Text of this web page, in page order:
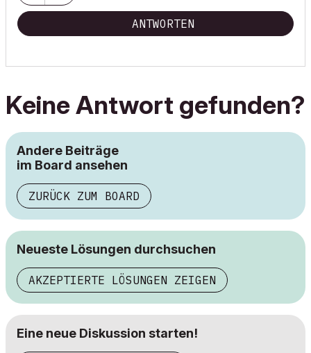
ANTWORTEN
Keine Antwort gefunden?
Andere Beiträge
im Board ansehen
ZURÜCK ZUM BOARD
Neueste Lösungen durchsuchen
AKZEPTIERTE LÖSUNGEN ZEIGEN
Eine neue Diskussion starten!